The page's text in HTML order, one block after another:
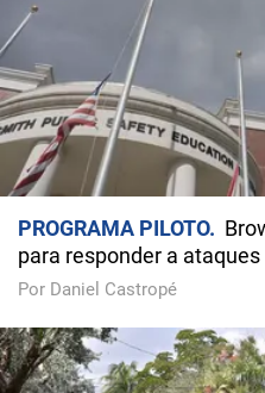
PROGRAMA PILOTO
para responder a
Por Daniel Castropé